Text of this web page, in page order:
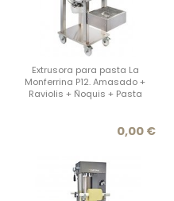
Extrusora para pasta La
Monferrina P12. Amasado +
Raviolis + Ñoquis + Pasta
0,00 €